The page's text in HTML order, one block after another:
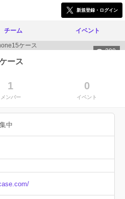
新規登録・ログイン
チーム イベント
290
ース
1
メンバー
0
イベント
中